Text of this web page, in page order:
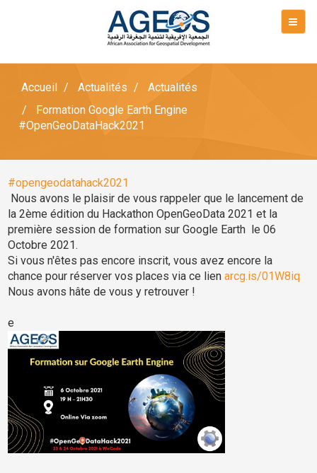
Accueil Actualités
Actualités
Formation Google Earth Engine
#OpenGeoDataHack2021
#opengeodatahack2021
Nous avons le plaisir de vous rappeler que le lancement de
la 2ème édition du Hackathon OpenGeoData 2021 et la
première session de formation sur Google Earth le 06
Octobre 2021.
Si vous n'êtes pas encore inscrit, vous avez encore la
chance pour réserver vos places via ce lienarcg.is/01W8iq
Nous avons hâte de vous y retrouver !
e